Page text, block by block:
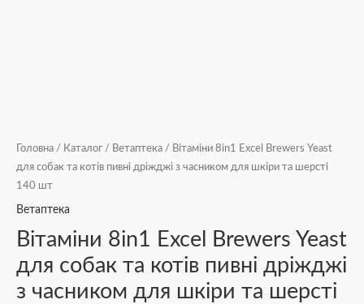
Головна / Каталог / Ветаптека / Вітаміни 8in1 Excel Brewers Yeast
для собак та котів пивні дріжджі з часником для шкіри та шерсті
140 шт
Ветаптека
Вітаміни 8in1 Excel Brewers Yeast
для собак та котів пивні дріжджі
з часником для шкіри та шерсті